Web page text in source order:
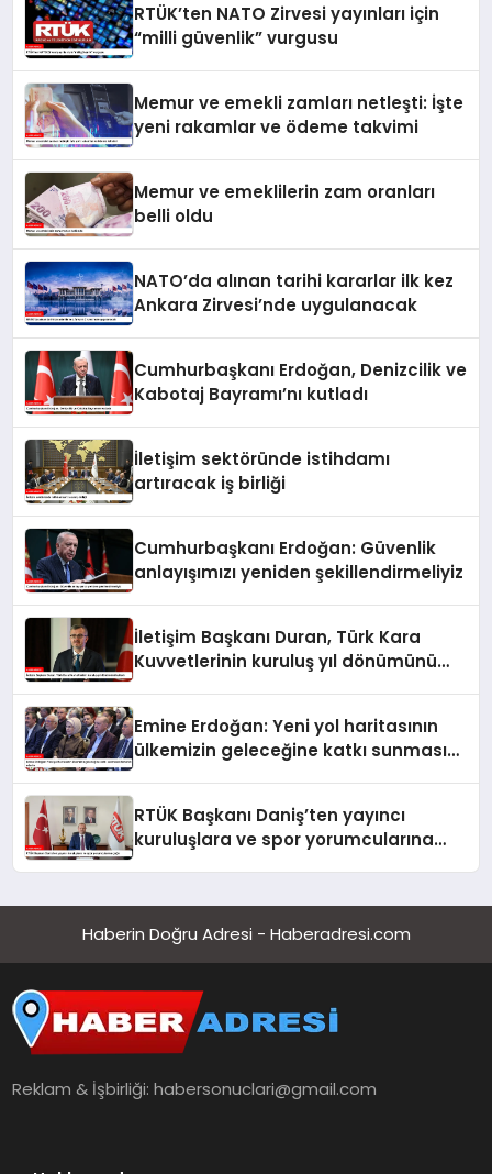
RTÜK’ten NATO Zirvesi yayınları için
“milli güvenlik” vurgusu
Memur ve emekli zamları netleşti: İşte
yeni rakamlar ve ödeme takvimi
Memur ve emeklilerin zam oranları
belli oldu
NATO’da alınan tarihi kararlar ilk kez
Ankara Zirvesi’nde uygulanacak
Cumhurbaşkanı Erdoğan, Denizcilik ve
Kabotaj Bayramı’nı kutladı
İletişim sektöründe istihdamı
artıracak iş birliği
Cumhurbaşkanı Erdoğan: Güvenlik
anlayışımızı yeniden şekillendirmeliyiz
İletişim Başkanı Duran, Türk Kara
Kuvvetlerinin kuruluş yıl dönümünü
Emine Erdoğan: Yeni yol haritasının
ülkemizin geleceğine katkı sunmasını
RTÜK Başkanı Daniş’ten yayıncı
kuruluşlara ve spor yorumcularına
Haberin Doğru Adresi - Haberadresi.com
Reklam & İşbirliği:habersonuclari@gmail.com